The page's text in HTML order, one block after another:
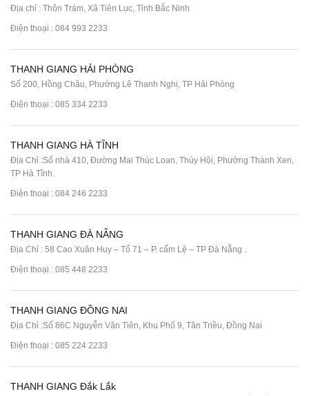
Địa chỉ : Thôn Trám, Xã Tiên Lục, Tỉnh Bắc Ninh
Điện thoại : 084 993 2233
THANH GIANG HẢI PHÒNG
Số 200, Hồng Châu, Phường Lê Thanh Nghị, TP Hải Phòng
Điện thoại : 085 334 2233
THANH GIANG HÀ TĨNH
Địa Chỉ :Số nhà 410, Đường Mai Thúc Loan, Thúy Hội, Phường Thành Xen,
TP Hà Tĩnh.
Điện thoại : 084 246 2233
THANH GIANG ĐÀ NẴNG
Địa Chỉ : 58 Cao Xuân Huy – Tổ 71 – P. cẩm Lệ – TP Đà Nẵng .
Điện thoại : 085 448 2233
THANH GIANG ĐỒNG NAI
Địa Chỉ :Số 86C Nguyễn Văn Tiên, Khu Phố 9, Tân Triều, Đồng Nai
Điện thoại : 085 224 2233
THANH GIANG Đắk Lắk